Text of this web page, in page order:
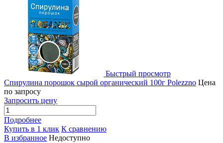
Быстрый просмотр
Спирулина порошок сырой органический 100г Polezzno Цена
по запросу
Запросить цену
Подробнее
Купить в 1 клик К сравнению
В избранное Недоступно